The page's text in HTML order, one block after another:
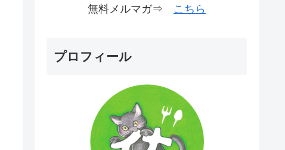
無料メルマガ⇒ こちら
プロフィール